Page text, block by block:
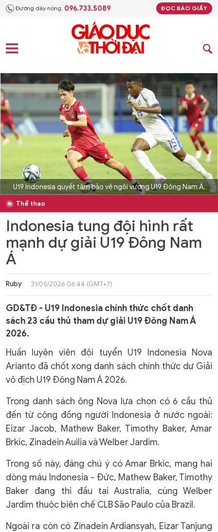
Đường dây nóng: 096.733.5089 ĐỌC BÁO GIẤY
U19 Indonesia quyết tâm bảo vệ ngôi vương U19 Đông Nam Á.
Thể thao
Indonesia tung đội hình rất
mạnh dự giải U19 Đông Nam
Á
Ruby 31/05/2026 06:44 (GMT+7)
GD&TĐ - U19 Indonesia chính thức chốt danh
sách 23 cầu thủ tham dự giải U19 Đông Nam Á
2026.
Huấn luyện viên đội tuyển U19 Indonesia Nova
Arianto đã chốt xong danh sách chính thức dự Giải
vô địch U19 Đông Nam Á 2026.
Trong danh sách ông Nova lựa chọn có 6 cầu thủ
đến từ cộng đồng người Indonesia ở nước ngoài:
Eizar Jacob, Mathew Baker, Timothy Baker, Amar
Brkic, Zinadein Auilia và Welber Jardim.
Trong số này, đáng chú ý có Amar Brkic, mang hai
dòng máu Indonesia - Đức, Mathew Baker, Timothy
Baker đang thi đấu tại Australia, cùng Welber
Jardim thuộc biên chế CLB São Paulo của Brazil.
Ngoài ra còn có Zinadein Ardiansyah, Eizar Tanjung